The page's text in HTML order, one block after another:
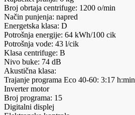
Broj obrtaja centrifuge: 1200 o/min
Način punjenja: napred
Energetska klasa: D
Potrošnja energije: 64 kWh/100 cik
Potrošnja vode: 43 l/cik
Klasa centrifuge: B
Nivo buke: 74 dB
Akustična klasa:
Trajanje programa Eco 40-60: 3:17 h:min
Inverter motor
Broj programa: 15
Digitalni displej